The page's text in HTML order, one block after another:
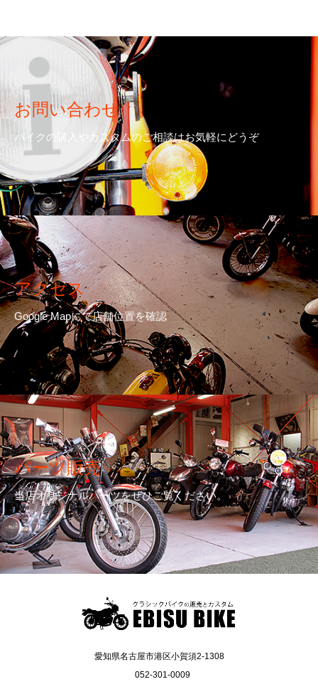
お問い合わせ
バイクの購入やカスタムのご相談はお気軽にどうぞ
アクセス
Google Mapにて店舗位置を確認
パーツ販売
当店オリジナルパーツをぜひご覧ください。
愛知県名古屋市港区小賀須2-1308
052-301-0009